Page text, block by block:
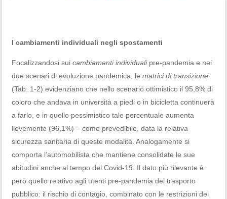
I cambiamenti individuali negli spostamenti
Focalizzandosi suicambiamenti individualipre-pandemia e nei
due scenari di evoluzione pandemica, lematrici di transizione
(Tab. 1-2) evidenziano che nello scenario ottimistico il 95,8% di
coloro che andava in università a piedi o in bicicletta continuerà
a farlo, e in quello pessimistico tale percentuale aumenta
lievemente (96,1%) – come prevedibile, data la relativa
sicurezza sanitaria di queste modalità. Analogamente si
comporta l’automobilista che mantiene consolidate le sue
abitudini anche al tempo del Covid-19. Il dato più rilevante è
però quello relativo agli utenti pre-pandemia del trasporto
pubblico: il rischio di contagio, combinato con le restrizioni del